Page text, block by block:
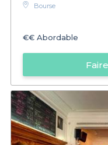
Bourse
€€ Abordable